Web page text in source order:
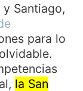
Santiago,
para lo
la San